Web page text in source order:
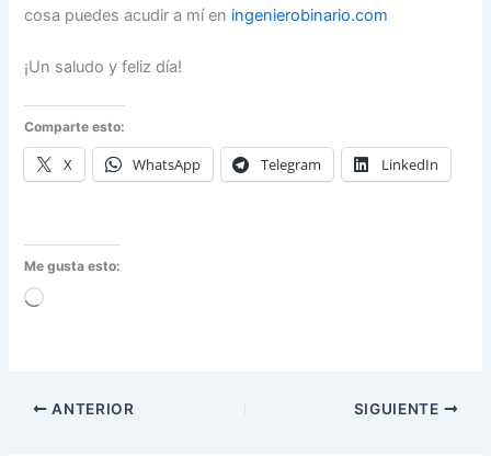
cosa puedes acudir a mí en ingenierobinario.com
¡Un saludo y feliz día!
Comparte esto:
X WhatsApp Telegram LinkedIn
Me gusta esto:
Cargando...
ANTERIOR SIGUIENTE